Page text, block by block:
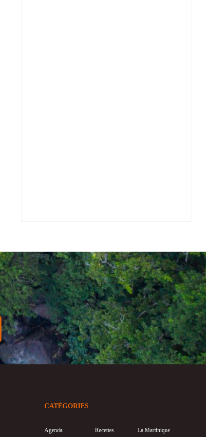
CATÉGORIES
Agenda Recettes La Martinique